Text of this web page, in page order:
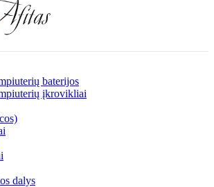
baterijos
įkrovikliai
dalys